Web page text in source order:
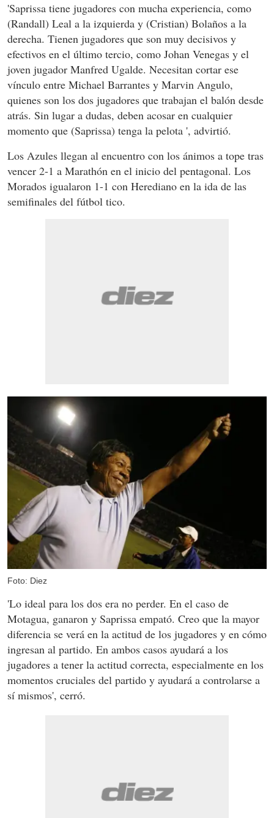
'Saprissa tiene jugadores con mucha experiencia, como
(Randall) Leal a la izquierda y (Cristian) Bolaños a la
derecha. Tienen jugadores que son muy decisivos y
efectivos en el último tercio, como Johan Venegas y el
joven jugador Manfred Ugalde. Necesitan cortar ese
vínculo entre Michael Barrantes y Marvin Angulo,
quienes son los dos jugadores que trabajan el balón desde
atrás. Sin lugar a dudas, deben acosar en cualquier
momento que (Saprissa) tenga la pelota ', advirtió.
Los Azules llegan al encuentro con los ánimos a tope tras
vencer 2-1 a Marathón en el inicio del pentagonal. Los
Morados igualaron 1-1 con Herediano en la ida de las
semifinales del fútbol tico.
Foto: Diez
'Lo ideal para los dos era no perder. En el caso de
Motagua, ganaron y Saprissa empató. Creo que la mayor
diferencia se verá en la actitud de los jugadores y en cómo
ingresan al partido. En ambos casos ayudará a los
jugadores a tener la actitud correcta, especialmente en los
momentos cruciales del partido y ayudará a controlarse a
sí mismos', cerró.